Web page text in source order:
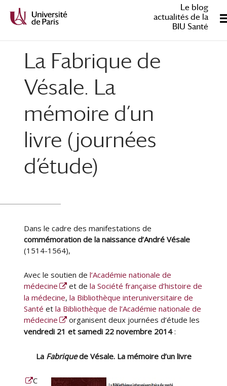
Le blog
actualités de la
BIU Santé
La Fabrique de
Vésale. La
mémoire d’un
livre (journées
d’étude)
Dans le cadre des manifestations de
commémoration de la naissance d’André Vésale
(1514-1564),
Avec le soutien del’Académie nationale de
médecine
et dela Société française d’histoire de
la médecine,la Bibliothèque interuniversitaire de
Santé etla Bibliothèque de l’Académie nationale de
médecine
organisent deux journées d’étude les
vendredi 21 et samedi 22 novembre 2014:
La Fabriquede Vésale. La mémoire d’un livre
C